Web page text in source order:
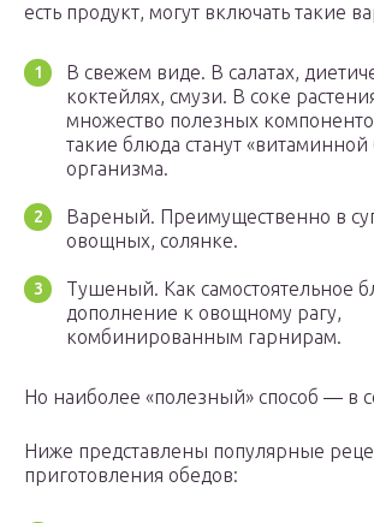
есть продукт, могут включать такие
В свежем виде. В салатах,
коктейлях, смузи. В соке
множество полезных
такие блюда станут
организма.
Вареный. Преимущественно в
овощных, солянке.
Тушеный. Как самостоятельное
дополнение к овощному рагу,
комбинированным гарнирам.
Но наиболее «полезный» способ — в
Ниже представлены популярные
приготовления обедов: